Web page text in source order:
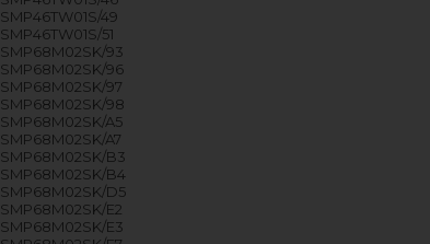
SMP46TW01S/49
SMP46TW01S/51
SMP68M02SK/93
SMP68M02SK/96
SMP68M02SK/97
SMP68M02SK/98
SMP68M02SK/A5
SMP68M02SK/A7
SMP68M02SK/B3
SMP68M02SK/B4
SMP68M02SK/D5
SMP68M02SK/E2
SMP68M02SK/E3